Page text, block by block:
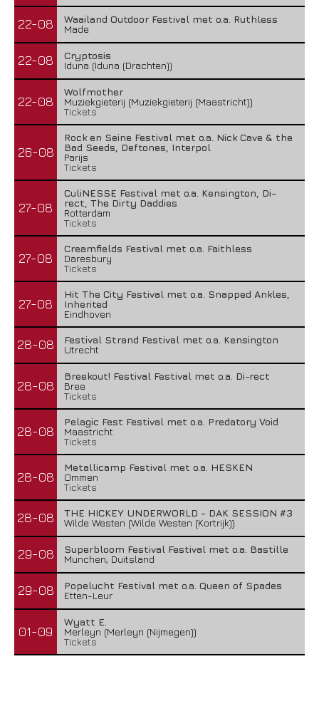
22-08
Waailand Outdoor Festival met o.a. Ruthless
Made
22-08
Cryptosis
Iduna (Iduna (Drachten))
22-08
Wolfmother
Muziekgieterij (Muziekgieterij (Maastricht))
Tickets
26-08
Rock en Seine Festival met o.a. Nick Cave & the
Bad Seeds, Deftones, Interpol
Parijs
Tickets
27-08
CuliNESSE Festival met o.a. Kensington, Di-
rect, The Dirty Daddies
Rotterdam
Tickets
27-08
Creamfields Festival met o.a. Faithless
Daresbury
Tickets
27-08
Hit The City Festival met o.a. Snapped Ankles,
Inherited
Eindhoven
28-08
Festival Strand Festival met o.a. Kensington
Utrecht
28-08
Breekout! Festival Festival met o.a. Di-rect
Bree
Tickets
28-08
Pelagic Fest Festival met o.a. Predatory Void
Maastricht
Tickets
28-08
Metallicamp Festival met o.a. HESKEN
Ommen
Tickets
28-08
THE HICKEY UNDERWORLD - DAK SESSION #3
Wilde Westen (Wilde Westen (Kortrijk))
29-08
Superbloom Festival Festival met o.a. Bastille
Munchen, Duitsland
29-08
Popelucht Festival met o.a. Queen of Spades
Etten-Leur
01-09
Wyatt E.
Merleyn (Merleyn (Nijmegen))
Tickets